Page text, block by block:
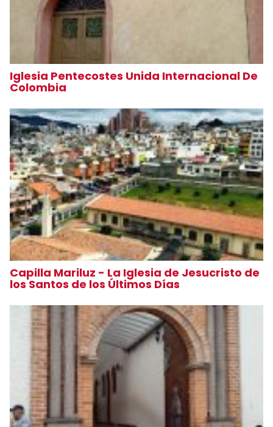
Iglesia Pentecostes Unida Internacional De
Colombia
Capilla Mariluz - La Iglesia de Jesucristo de
los Santos de los Últimos Días